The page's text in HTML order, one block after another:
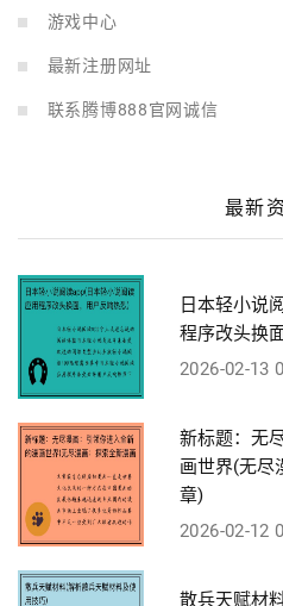
游戏中心
最新注册网址
联系腾博888官网诚信
最新
日本轻小说
程序改头换
2026-02-13
新标题：无
画世界(无尽
章)
2026-02-12
散兵天赋材